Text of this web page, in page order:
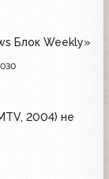
Блок Weekly»
2004) не